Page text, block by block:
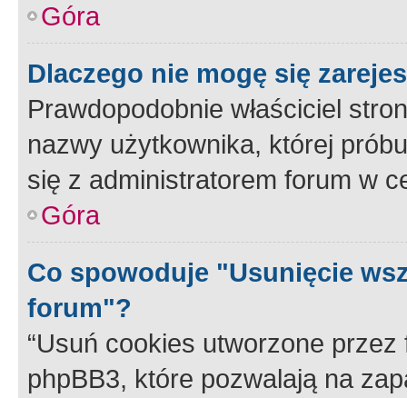
Góra
Dlaczego nie mogę się
Prawdopodobnie właściciel
nazwy użytkownika, której
się z administratorem forum w
Góra
Co spowoduje "Usunięcie
forum"?
“Usuń cookies utworzone
phpBB3, które pozwalają na